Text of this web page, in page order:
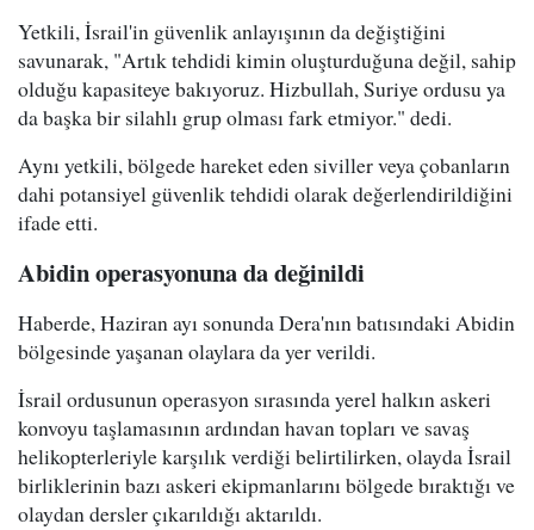
Yetkili, İsrail'in güvenlik anlayışının da değiştiğini
savunarak, "Artık tehdidi kimin oluşturduğuna değil, sahip
olduğu kapasiteye bakıyoruz. Hizbullah, Suriye ordusu ya
da başka bir silahlı grup olması fark etmiyor." dedi.
Aynı yetkili, bölgede hareket eden siviller veya çobanların
dahi potansiyel güvenlik tehdidi olarak değerlendirildiğini
ifade etti.
Abidin operasyonuna da değinildi
Haberde, Haziran ayı sonunda Dera'nın batısındaki Abidin
bölgesinde yaşanan olaylara da yer verildi.
İsrail ordusunun operasyon sırasında yerel halkın askeri
konvoyu taşlamasının ardından havan topları ve savaş
helikopterleriyle karşılık verdiği belirtilirken, olayda İsrail
birliklerinin bazı askeri ekipmanlarını bölgede bıraktığı ve
olaydan dersler çıkarıldığı aktarıldı.